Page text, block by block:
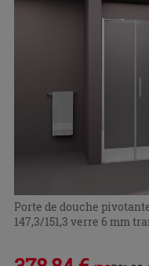
Porte de douche
147,3/151,3 verre 6 mm